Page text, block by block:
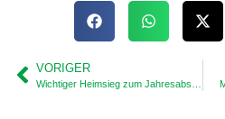
VORIGER